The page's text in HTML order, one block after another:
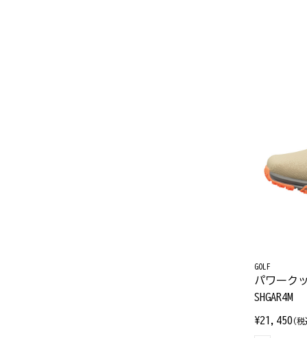
GOLF
パワーク
SHGAR4M
¥21,450 (税